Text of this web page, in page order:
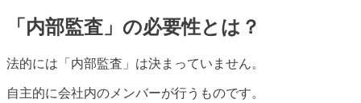
「内部監査」の必要性とは？
法的には「内部監査」は決まっていません。
自主的に会社内のメンバーが行うものです。